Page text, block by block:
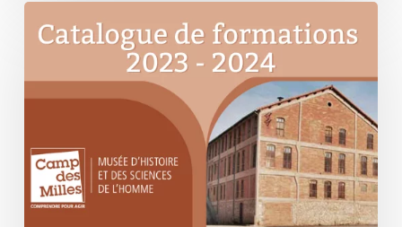
les
proposées
notre
partenaire